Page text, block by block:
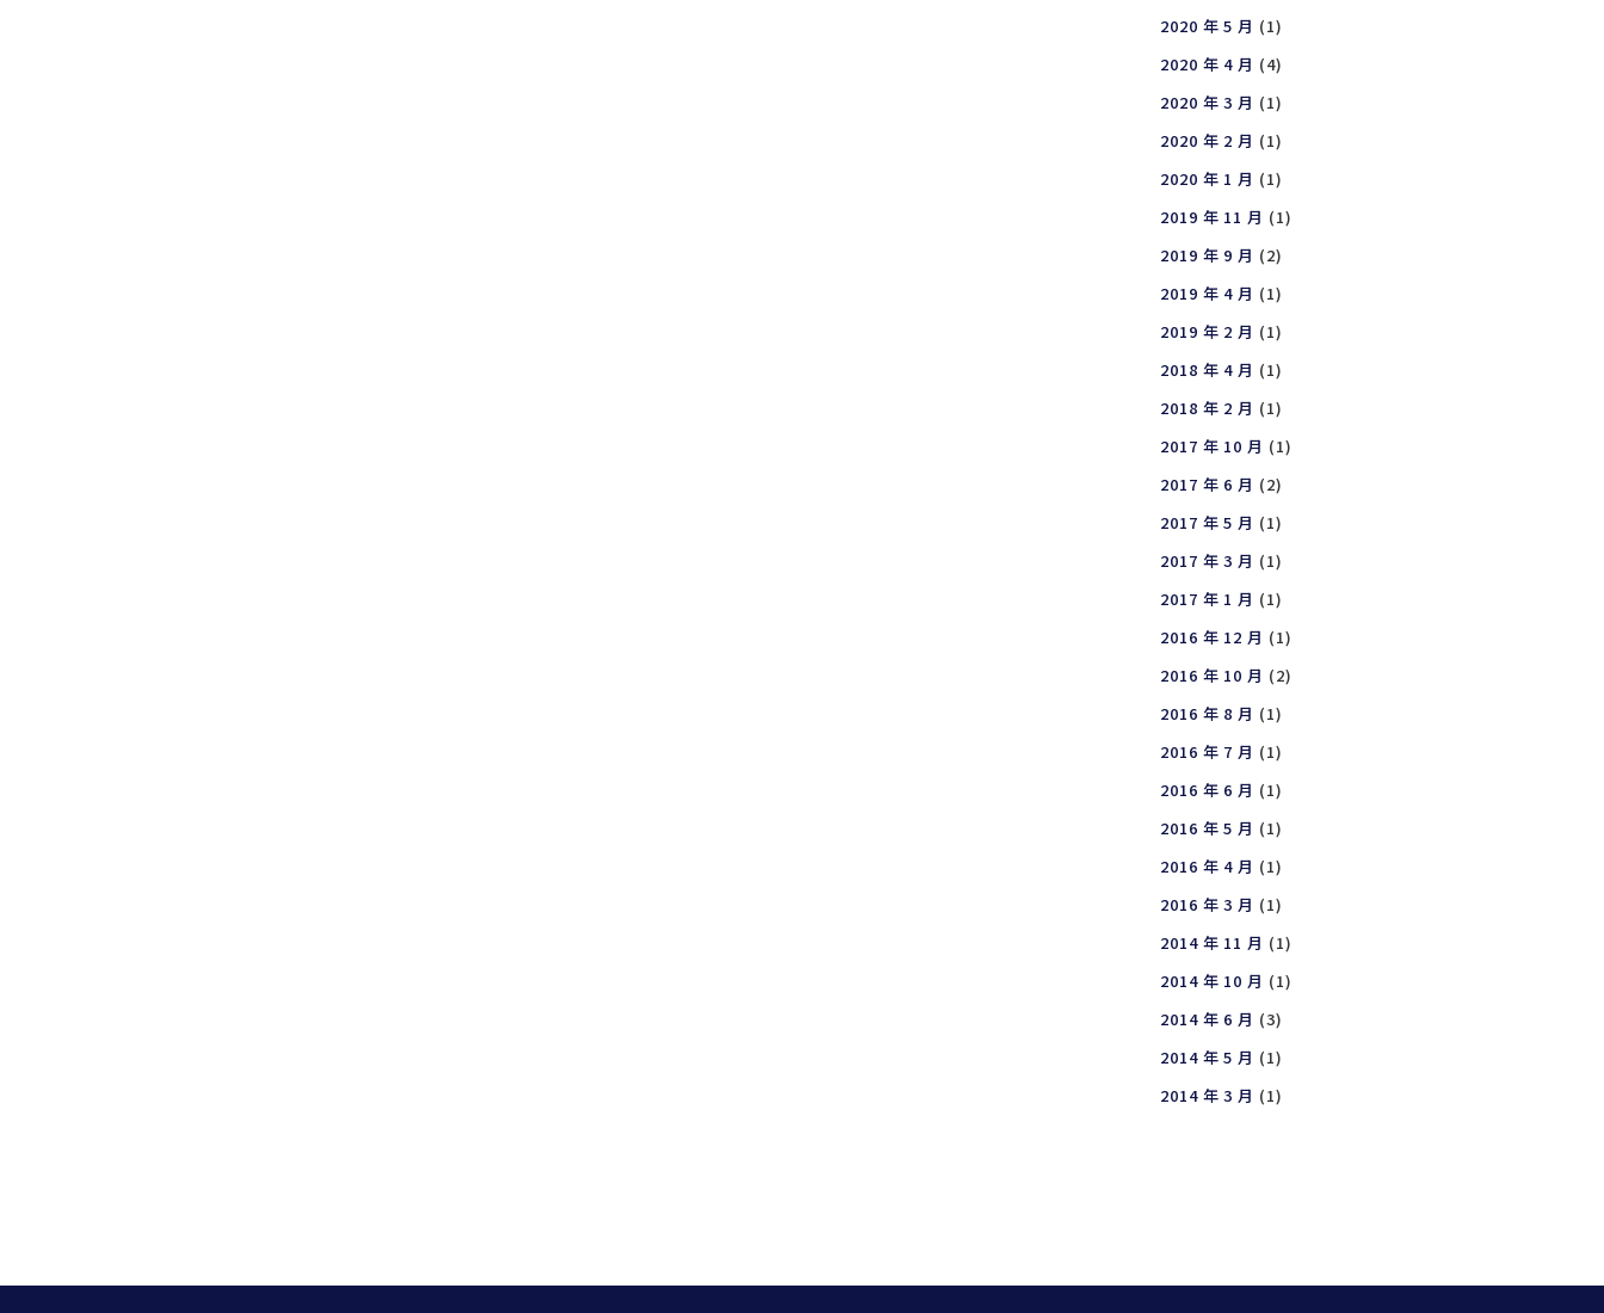
2020 年 5 月 (1)
2020 年 4 月 (4)
2020 年 3 月 (1)
2020 年 2 月 (1)
2020 年 1 月 (1)
2019 年 11 月 (1)
2019 年 9 月 (2)
2019 年 4 月 (1)
2019 年 2 月 (1)
2018 年 4 月 (1)
2018 年 2 月 (1)
2017 年 10 月 (1)
2017 年 6 月 (2)
2017 年 5 月 (1)
2017 年 3 月 (1)
2017 年 1 月 (1)
2016 年 12 月 (1)
2016 年 10 月 (2)
2016 年 8 月 (1)
2016 年 7 月 (1)
2016 年 6 月 (1)
2016 年 5 月 (1)
2016 年 4 月 (1)
2016 年 3 月 (1)
2014 年 11 月 (1)
2014 年 10 月 (1)
2014 年 6 月 (3)
2014 年 5 月 (1)
2014 年 3 月 (1)